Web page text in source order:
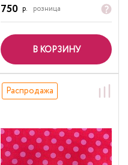
750 р. розница
В КОРЗИНУ
Распродажа